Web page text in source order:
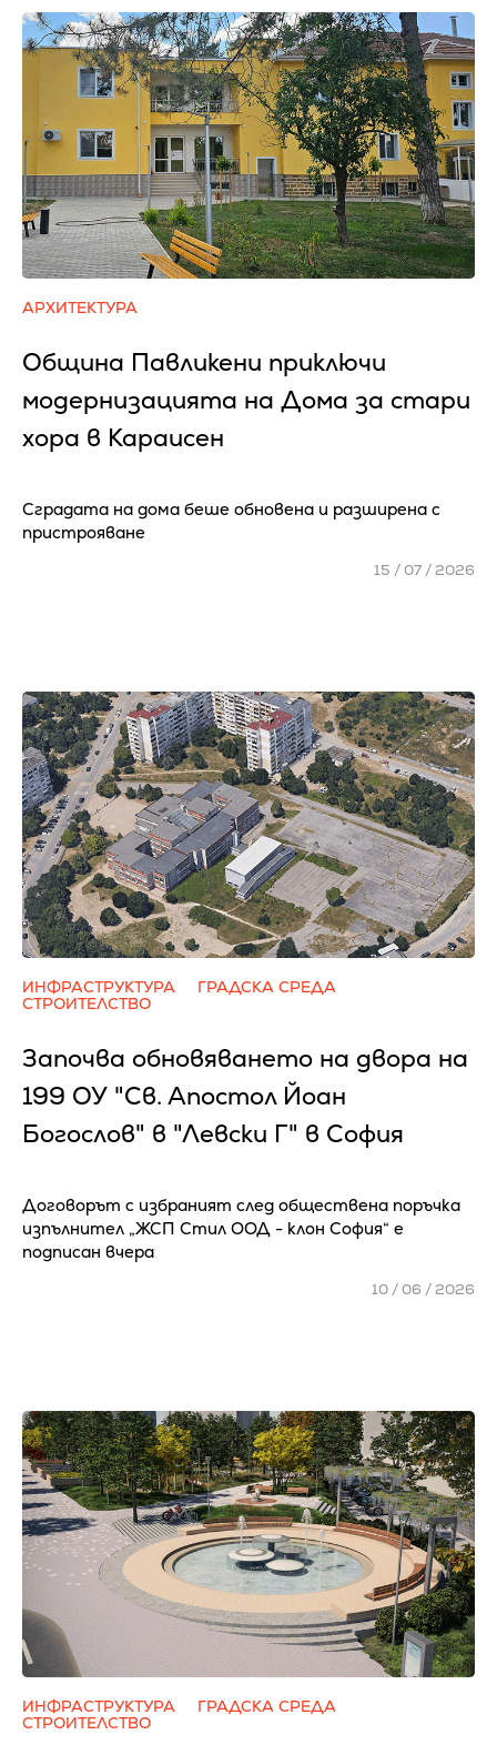
АРХИТЕКТУРА
Община Павликени приключи
модернизацията на Дома за стари
хора в Караисен
Сградата на дома беше обновена и разширена с
пристрояване
15 / 07 / 2026
ИНФРАСТРУКТУРА
ГРАДСКА СРЕДА
СТРОИТЕЛСТВО
Започва обновяването на двора на
199 ОУ "Св. Апостол Йоан
Богослов" в "Левски Г" в София
Договорът с избраният след обществена поръчка
изпълнител „ЖСП Стил ООД - клон София“ е
подписан вчера
10 / 06 / 2026
ИНФРАСТРУКТУРА
ГРАДСКА СРЕДА
СТРОИТЕЛСТВО